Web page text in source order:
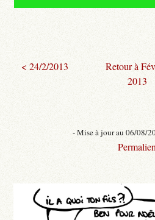
< 24/2/2013
Retour à
2013
- Mise à jour au 06/08/
Permalien